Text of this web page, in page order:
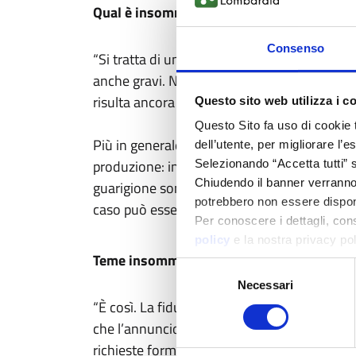
Consenso
Questo sito web utilizza i
Questo Sito fa uso di
dell’utente, per migliorare
Selezionando “Accetta
Chiudendo il banner
potrebbero non essere
Per conoscere i dettagli,
policy e la nostra privacy
Necessari
Qual è insomma a suo giudizio il
“Si tratta di un messaggio quasi
anche gravi. Non è così, la tecnica di
risulta ancora in qualche modo
Più in generale, è nella natura stessa
produzione: in questo campo si stanno
guarigione sono troppo altesi rischia un
caso può esserne proprio la frontiera
Teme insomma un freno alla ricerca su
“È così. La fiducia nella scienza può venire
che l’annuncio del genetista cinese sia
richieste formali di moratoria sull’editing